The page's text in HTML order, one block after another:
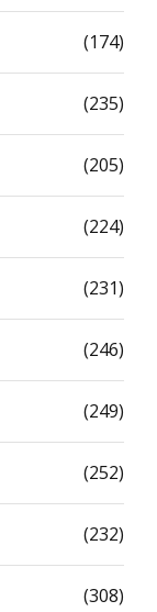
(174)
(235)
(205)
(224)
(231)
(246)
(249)
(252)
(232)
(308)